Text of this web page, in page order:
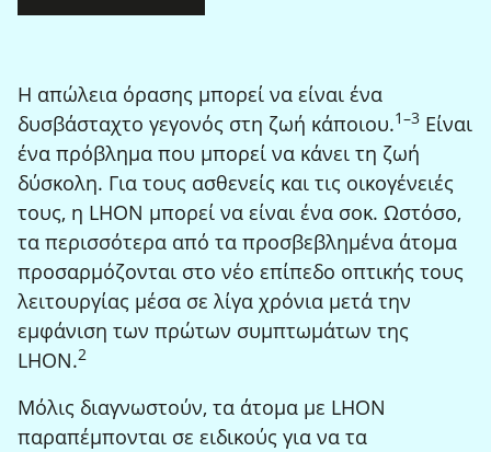
Η απώλεια όρασης μπορεί να είναι ένα
δυσβάσταχτο γεγονός στη ζωή κάποιου.Footnote
1–Footnote
3 Είναι
ένα πρόβλημα που μπορεί να κάνει τη ζωή
δύσκολη. Για τους ασθενείς και τις οικογένειές
τους, η LHON μπορεί να είναι ένα σοκ. Ωστόσο,
τα περισσότερα από τα προσβεβλημένα άτομα
προσαρμόζονται στο νέο επίπεδο οπτικής τους
λειτουργίας μέσα σε λίγα χρόνια μετά την
εμφάνιση των πρώτων συμπτωμάτων της
LHON.Footnote
2
Μόλις διαγνωστούν, τα άτομα με LHON
παραπέμπονται σε ειδικούς για να τα